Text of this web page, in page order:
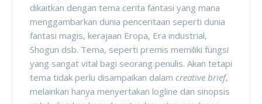
dikaitkan dengan tema cerita fantasi yang mana
menggambarkan dunia penceritaan seperti dunia
fantasi magis, kerajaan Eropa, Era industrial,
Shogun dsb. Tema, seperti premis memiliki fungsi
yang sangat vital bagi seorang penulis. Akan tetapi
tema tidak perlu disampaikan dalam creative brief,
melainkan hanya menyertakan logline dan sinopsis